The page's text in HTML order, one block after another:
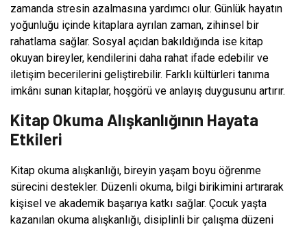
zamanda stresin azalmasına yardımcı olur. Günlük hayatın
yoğunluğu içinde kitaplara ayrılan zaman, zihinsel bir
rahatlama sağlar. Sosyal açıdan bakıldığında ise kitap
okuyan bireyler, kendilerini daha rahat ifade edebilir ve
iletişim becerilerini geliştirebilir. Farklı kültürleri tanıma
imkânı sunan kitaplar, hoşgörü ve anlayış duygusunu artırır.
Kitap Okuma Alışkanlığının Hayata
Etkileri
Kitap okuma alışkanlığı, bireyin yaşam boyu öğrenme
sürecini destekler. Düzenli okuma, bilgi birikimini artırarak
kişisel ve akademik başarıya katkı sağlar. Çocuk yaşta
kazanılan okuma alışkanlığı, disiplinli bir çalışma düzeni